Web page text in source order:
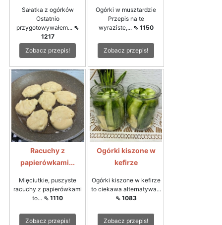
Sałatka z ogórków
Ostatnio
przygotowywałem... ⇖
1217
Zobacz przepis!
Ogórki w musztardzie
Przepis na te
wyraziste,... ⇖ 1150
Zobacz przepis!
Racuchy z
papierówkami...
Mięciutkie, puszyste
racuchy z papierówkami
to... ⇖ 1110
Zobacz przepis!
Ogórki kiszone w
kefirze
Ogórki kiszone w kefirze
to ciekawa alternatywa...
⇖ 1083
Zobacz przepis!